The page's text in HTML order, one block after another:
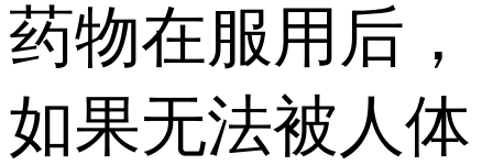
药物在服用后，
如果无法被人体